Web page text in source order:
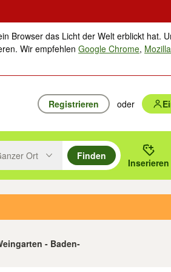
Browser das Licht der Welt erblickt hat.
Wir empfehlenGoogle Chrome,
Registrieren oder
oben/unten durchsuchen und mit
drücken um zu suchen, oder
Ort
Finden
Inserieren
- Baden-